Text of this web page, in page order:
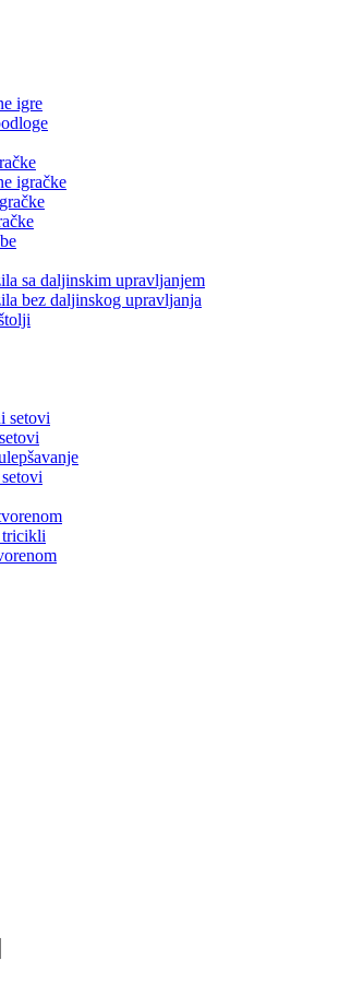
igre
igračke
sa daljinskim upravljanjem
bez daljinskog upravljanja
setovi
tricikli